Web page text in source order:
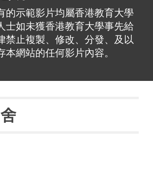
的示範影片均屬香港教育大學
士如未獲香港教育大學事先給
禁止複製、修改、分發、及以
本網站的任何影片內容。
舍